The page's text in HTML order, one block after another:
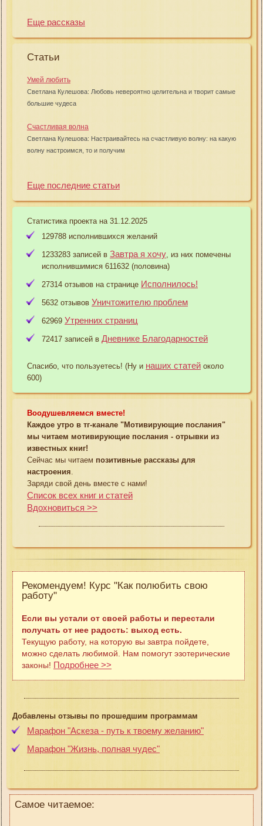
Еще рассказы
Статьи
Умей любить
Светлана Кулешова: Любовь невероятно целительна и творит самые
большие чудеса
Счастливая волна
Светлана Кулешова: Настраивайтесь на счастливую волну: на какую
волну настроимся, то и получим
Еще последние статьи
Статистика проекта на 31.12.2025
129788 исполнившихся желаний
1233283 записей в Завтра я хочу , из них помечены
исполнившимися 611632 (половина)
27314 отзывов на странице Исполнилось!
5632 отзывов Уничтожителю проблем
62969 Утренних страниц
72417 записей в Дневнике Благодарностей
Спасибо, что пользуетесь! (Ну и наших статей около
600)
Воодушевляемся вместе!
Каждое утро в тг-канале "Мотивирующие послания"
мы читаем мотивирующие послания - отрывки из
известных книг!
Сейчас мы читаем позитивные рассказы для
настроения
Заряди свой день вместе с нами!
Список всех книг и статей
Вдохновиться >>
Рекомендуем! Курс "Как полюбить свою
работу"
Если вы устали от своей работы и перестали
получать от нее радость: выход есть.
Текущую работу, на которую вы завтра пойдете,
можно сделать любимой. Нам помогут эзотерические
законы! Подробнее >>
Добавлены отзывы по прошедшим программам
Марафон "Аскеза - путь к твоему желанию"
Марафон "Жизнь, полная чудес"
Самое читаемое: